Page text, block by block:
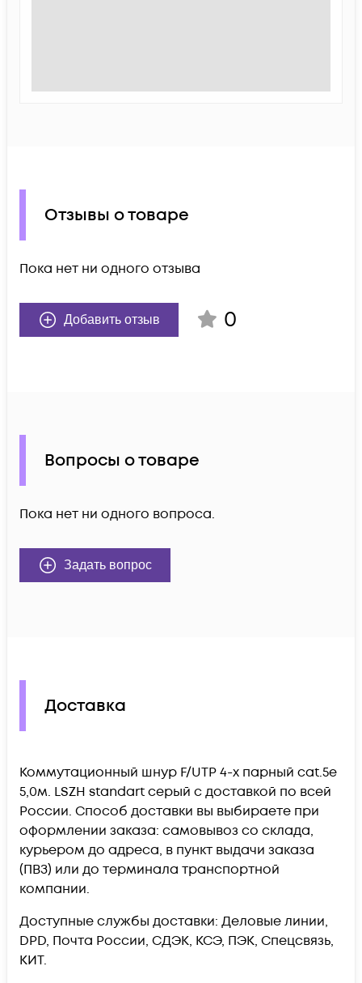
Отзывы о товаре
Пока нет ни одного отзыва
Добавить отзыв 0
Вопросы о товаре
Пока нет ни одного вопроса.
Задать вопрос
Доставка
Коммутационный шнур F/UTP 4-х парный cat.5e
5,0м. LSZH standart серый c доставкой по всей
России. Способ доставки вы выбираете при
оформлении заказа: самовывоз со склада,
курьером до адреса, в пункт выдачи заказа
(ПВЗ) или до терминала транспортной
компании.
Доступные службы доставки: Деловые линии,
DPD, Почта России, СДЭК, КСЭ, ПЭК, Спецсвязь,
КИТ.